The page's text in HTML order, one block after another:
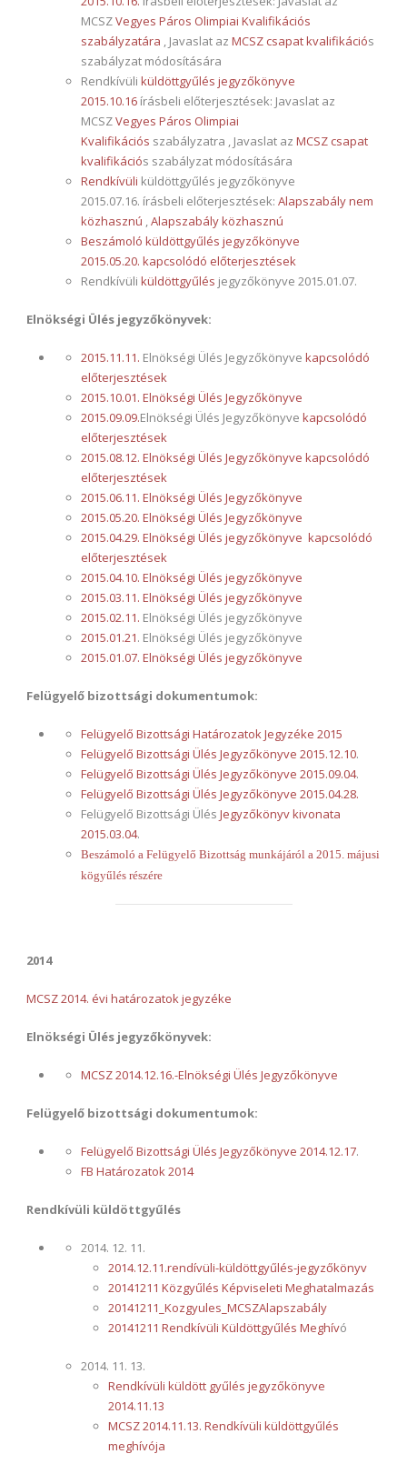
MCSZVegyes Páros Olimpiai Kvalifikációs
szabályzatára , Javaslat az MCSZ csapat kvalifikációs
szabályzat módosítására
Rendkívüli küldöttgyűlés jegyzőkönyve
2015.10.16 írásbeli előterjesztések: Javaslat az
MCSZVegyes Páros Olimpiai
Kvalifikációs szabályzatra , Javaslat az MCSZ csapat
kvalifikációs szabályzat módosítására
Rendkívüli küldöttgyűlés jegyzőkönyve
2015.07.16. írásbeli előterjesztések: Alapszabály nem
közhasznú ,Alapszabály közhasznú
Beszámoló küldöttgyűlés jegyzőkönyve
2015.05.20. kapcsolódó előterjesztések
Rendkívüli küldöttgyűlés jegyzőkönyve 2015.01.07.
Elnökségi Ülés jegyzőkönyvek:
2015.11.11. Elnökségi Ülés Jegyzőkönyve kapcsolódó
előterjesztések
2015.10.01. Elnökségi Ülés Jegyzőkönyve
2015.09.09.Elnökségi Ülés Jegyzőkönyve kapcsolódó
előterjesztések
2015.08.12. Elnökségi Ülés Jegyzőkönyve kapcsolódó
előterjesztések
2015.06.11. Elnökségi Ülés Jegyzőkönyve
2015.05.20. Elnökségi Ülés Jegyzőkönyve
2015.04.29. Elnökségi Ülés jegyzőkönyve kapcsolódó
előterjesztések
2015.04.10. Elnökségi Ülés jegyzőkönyve
2015.03.11. Elnökségi Ülés jegyzőkönyve
2015.02.11. Elnökségi Ülés jegyzőkönyve
2015.01.21. Elnökségi Ülés jegyzőkönyve
2015.01.07. Elnökségi Ülés jegyzőkönyve
Felügyelő bizottsági dokumentumok:
Felügyelő Bizottsági Határozatok Jegyzéke 2015
Felügyelő Bizottsági Ülés Jegyzőkönyve 2015.12.10.
Felügyelő Bizottsági Ülés Jegyzőkönyve 2015.09.04.
Felügyelő Bizottsági Ülés Jegyzőkönyve 2015.04.28.
Felügyelő Bizottsági Ülés Jegyzőkönyv kivonata
2015.03.04.
Beszámoló a Felügyelő Bizottság munkájáról a 2015. májusi
kögyűlés részére
2014
MCSZ 2014. évi határozatok jegyzéke
Elnökségi Ülés jegyzőkönyvek:
MCSZ 2014.12.16.-Elnökségi Ülés Jegyzőkönyve
Felügyelő bizottsági dokumentumok:
Felügyelő Bizottsági Ülés Jegyzőkönyve 2014.12.17.
FB Határozatok 2014
Rendkívüli küldöttgyűlés
2014. 12. 11.
2014.12.11.rendívüli-küldöttgyűlés-jegyzőkönyv
20141211 Közgyűlés Képviseleti Meghatalmazás
20141211_Kozgyules_MCSZAlapszabály
20141211 Rendkívüli Küldöttgyűlés Meghívó
2014. 11. 13.
Rendkívüli küldött gyűlés jegyzőkönyve
2014.11.13
MCSZ 2014.11.13. Rendkívüli küldöttgyűlés
meghívója